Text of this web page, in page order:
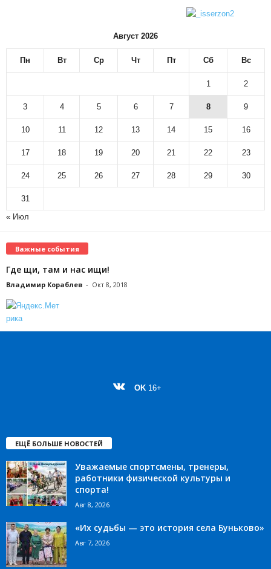
Август 2026
Пн Вт Ср Чт Пт Сб Вс
1 2
3 4 5 6 7 8 9
10 11 12 13 14 15 16
17 18 19 20 21 22 23
24 25 26 27 28 29 30
31
« Июл
Важные события
Где щи, там и нас ищи!
Владимир Кораблев - Окт 8, 2018
OK 16+
ЕЩЁ БОЛЬШЕ НОВОСТЕЙ
Уважаемые спортсмены, тренеры,
работники физической культуры и
спорта!
Авг 8, 2026
«Их судьбы — это история села Буньково»
Авг 7, 2026